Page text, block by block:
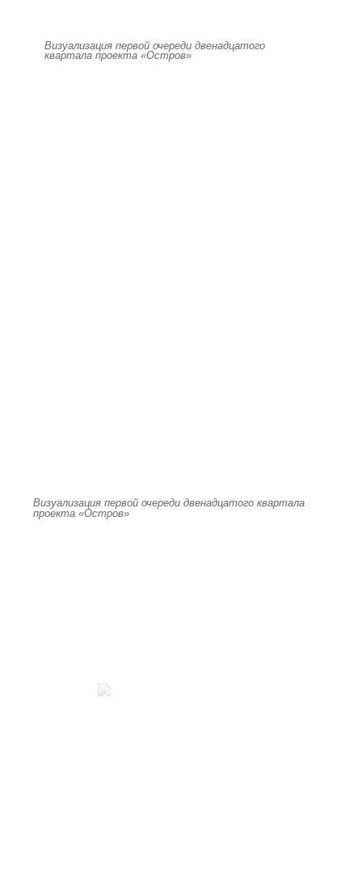
Визуализация первой очереди двенадцатого
квартала проекта «Остров»
Визуализация первой очереди двенадцатого квартала
проекта «Остров»